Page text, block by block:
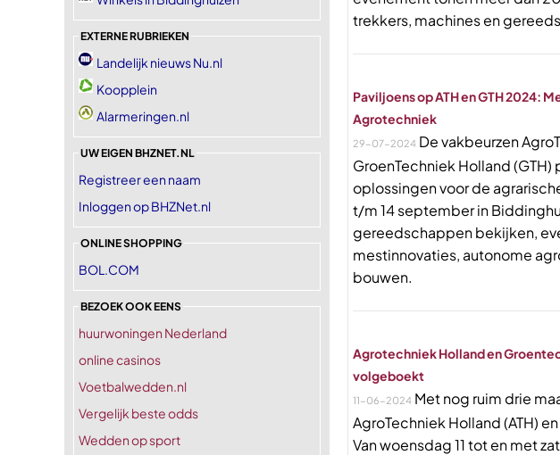
EXTERNE RUBRIEKEN
Landelijk nieuws Nu.nl
Koopplein
Alarmeringen.nl
UW EIGEN BHZNET.NL
Registreer een naam
Inloggen op BHZNet.nl
ONLINE SHOPPING
BOL.COM
BEZOEK OOK EENS
huurwoningen Nederland
online casinos
Voetbalwedden.nl
Vergelijk beste odds
Wedden op sport
trekkers, machines en
Paviljoens op ATH en GTH 2024:
Agrotechniek
29-07-2024 De vakbeurzen
GroenTechniek Holland
oplossingen voor de
t/m 14 september in
gereedschappen bekijken,
mestinnovaties, autonome
bouwen.
Agrotechniek Holland en
volgeboekt
11-06-2024 Met nog ruim drie
AgroTechniek Holland (ATH)
Van woensdag 11 tot en met